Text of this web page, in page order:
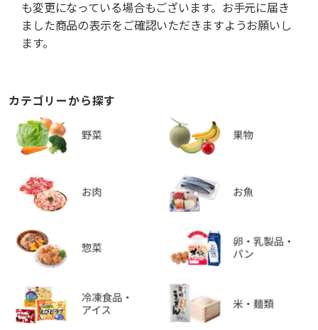
も変更になっている場合もございます。お手元に届き
ました商品の表示をご確認いただきますようお願いし
ます。
カテゴリーから探す